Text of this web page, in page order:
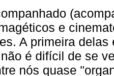
e
A primeira
é difícil de se
nós quase